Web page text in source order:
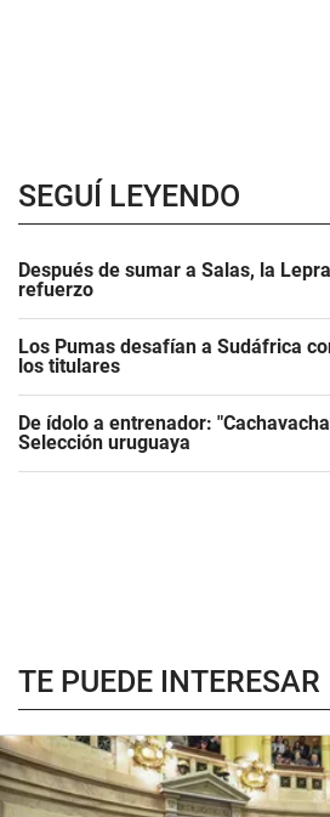
SEGUÍ LEYENDO
Después de sumar a Salas, la
refuerzo
Los Pumas desafían a Sudáfrica
los titulares
De ídolo a entrenador:
Selección uruguaya
TE PUEDE INTERESAR